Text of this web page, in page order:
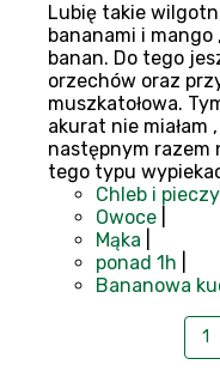
Lubię takie
bananami i
banan. Do tego
orzechów oraz
muszkatołowa.
akurat nie miałam
następnym razem
tego typu
Chleb i
Owoce
Mąka
ponad 1h
Bananowa
1